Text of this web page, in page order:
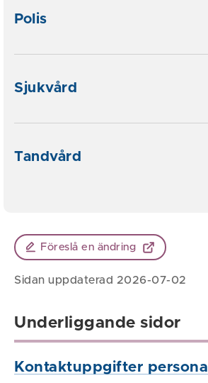
Polis
Sjukvård
Tandvård
Föreslå en ändring
Sidan uppdaterad 2026-07-02
Underliggande sidor
Kontaktuppgifter personal